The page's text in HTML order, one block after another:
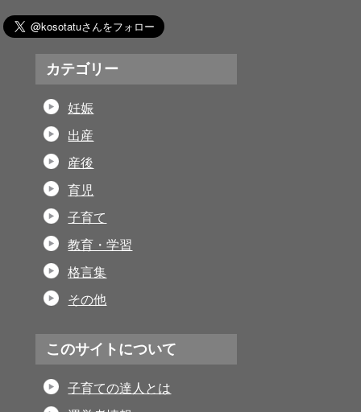
カテゴリー
妊娠
出産
産後
育児
子育て
教育・学習
格言集
その他
このサイトについて
子育ての達人とは